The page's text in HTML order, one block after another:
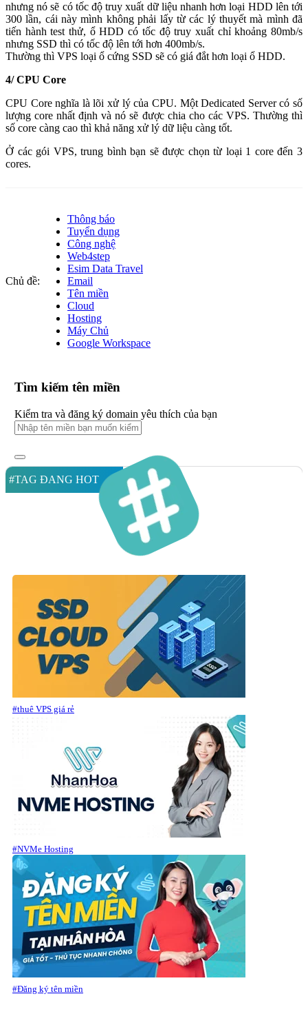
nhưng nó sẽ có tốc độ truy xuất dữ liệu nhanh hơn loại HDD lên tới
300 lần, cái này mình không phải lấy từ các lý thuyết mà mình đã
tiến hành test thử, ổ HDD có tốc độ truy xuất chỉ khoảng 80mb/s
nhưng SSD thì có tốc độ lên tới hơn 400mb/s.
Thường thì VPS loại ổ cứng SSD sẽ có giá đắt hơn loại ổ HDD.
4/ CPU Core
CPU Core nghĩa là lõi xử lý của CPU. Một Dedicated Server có số
lượng core nhất định và nó sẽ được chia cho các VPS. Thường thì
số core càng cao thì khả năng xử lý dữ liệu càng tốt.
Ở các gói VPS, trung bình bạn sẽ được chọn từ loại 1 core đến 3
cores.
Chủ đề:
Thông báo
Tuyển dụng
Công nghệ
Web4step
Esim Data Travel
Email
Tên miền
Cloud
Hosting
Máy Chủ
Google Workspace
Tìm kiếm tên miền
Kiểm tra và đăng ký domain yêu thích của bạn
#TAG ĐANG HOT
#thuê VPS giá rẻ
#NVMe Hosting
#Đăng ký tên miền